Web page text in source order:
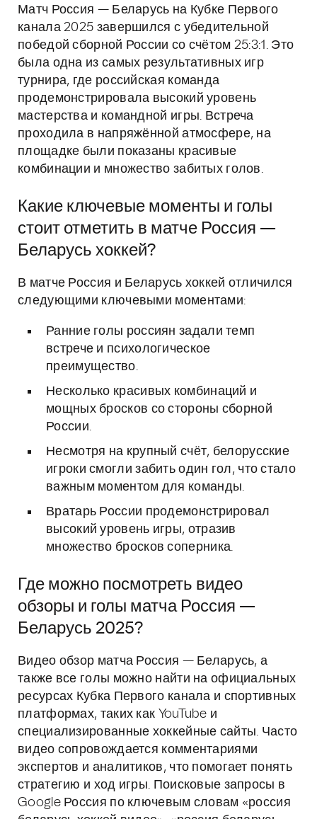
Матч Россия — Беларусь на Кубке Первого
канала 2025 завершился с убедительной
победой сборной России со счётом 25:3:1. Это
была одна из самых результативных игр
турнира, где российская команда
продемонстрировала высокий уровень
мастерства и командной игры. Встреча
проходила в напряжённой атмосфере, на
площадке были показаны красивые
комбинации и множество забитых голов.
Какие ключевые моменты и голы
стоит отметить в матче Россия —
Беларусь хоккей?
В матче Россия и Беларусь хоккей отличился
следующими ключевыми моментами:
Ранние голы россиян задали темп
встрече и психологическое
преимущество.
Несколько красивых комбинаций и
мощных бросков со стороны сборной
России.
Несмотря на крупный счёт, белорусские
игроки смогли забить один гол, что стало
важным моментом для команды.
Вратарь России продемонстрировал
высокий уровень игры, отразив
множество бросков соперника.
Где можно посмотреть видео
обзоры и голы матча Россия —
Беларусь 2025?
Видео обзор матча Россия — Беларусь, а
также все голы можно найти на официальных
ресурсах Кубка Первого канала и спортивных
платформах, таких как YouTube и
специализированные хоккейные сайты. Часто
видео сопровождается комментариями
экспертов и аналитиков, что помогает понять
стратегию и ход игры. Поисковые запросы в
Google Россия по ключевым словам «россия